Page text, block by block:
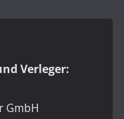
Verleger:
GmbH